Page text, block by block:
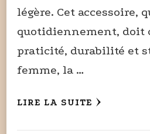
légère. Cet accessoire,
quotidiennement, doit
praticité, durabilité et
femme, la …
LIRE LA SUITE